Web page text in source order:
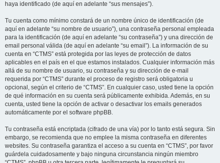
haya identificado (de aquí en adelante “sus mensajes”).
Tu cuenta como mínimo constará de un nombre único de identificación (de
aquí en adelante “su nombre de usuario”), una contraseña personal empleada
para la identificación (de aquí en adelante “su contraseña”) y una dirección de
email personal válida (de aquí en adelante “su email”). La información de su
cuenta en “CTMS” está protegida por las leyes de protección de datos
aplicables en el país en el que estamos instalados. Cualquier información más
allá de su nombre de usuario, su contraseña y su dirección de e-mail
requerida por “CTMS” durante el proceso de registro será obligatoria u
opcional, según el criterio de “CTMS”. En cualquier caso, usted tiene la opción
de qué información en su cuenta será públicamente exhibida. Además, en su
cuenta, usted tiene la opción de activar o desactivar los emails generados
automáticamente por el software phpBB.
Tu contraseña está encriptada (cifrado de una vía) por lo tanto está segura. Sin
embargo, se recomienda que no emplee la misma contraseña en diferentes
websites. Su contraseña garantiza el acceso a su cuenta en “CTMS”, por favor
guárdela cuidadosamente y bajo ninguna circunstancia ningún miembro